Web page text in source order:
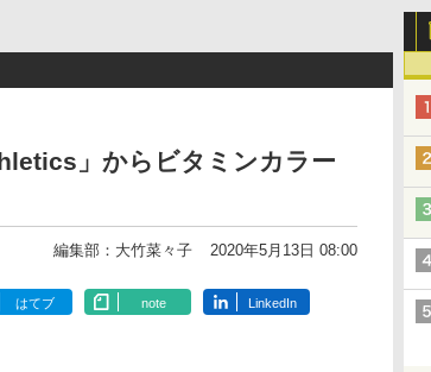
」からビタミンカラー
編集部：大竹菜々子 2020年5月13日 08:00
はてブ note LinkedIn